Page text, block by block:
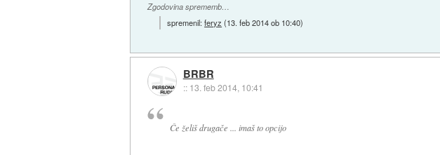
Zgodovina sprememb…
spremenil:feryz (13. feb 2014 ob 10:40)
BRBR
:: 13. feb 2014, 10:41
Če želiš drugače ... imaš to opcijo